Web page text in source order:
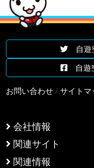
会社情報
関連サイト
関連情報
自遊
自遊
お問い合わせ/サイトマ